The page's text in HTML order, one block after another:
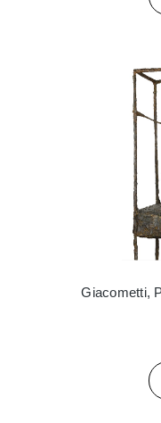
Giacometti,